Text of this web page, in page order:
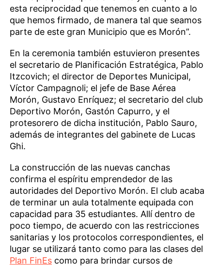
esta reciprocidad que tenemos en cuanto a lo
que hemos firmado, de manera tal que seamos
parte de este gran Municipio que es Morón”.
En la ceremonia también estuvieron presentes
el secretario de Planificación Estratégica, Pablo
Itzcovich; el director de Deportes Municipal,
Víctor Campagnoli; el jefe de Base Aérea
Morón, Gustavo Enríquez; el secretario del club
Deportivo Morón, Gastón Capurro, y el
protesorero de dicha institución, Pablo Sauro,
además de integrantes del gabinete de Lucas
Ghi.
La construcción de las nuevas canchas
confirma el espíritu emprendedor de las
autoridades del Deportivo Morón. El club acaba
de terminar un aula totalmente equipada con
capacidad para 35 estudiantes. Allí dentro de
poco tiempo, de acuerdo con las restricciones
sanitarias y los protocolos correspondientes, el
lugar se utilizará tanto como para las clases del
Plan FinEs como para brindar cursos de